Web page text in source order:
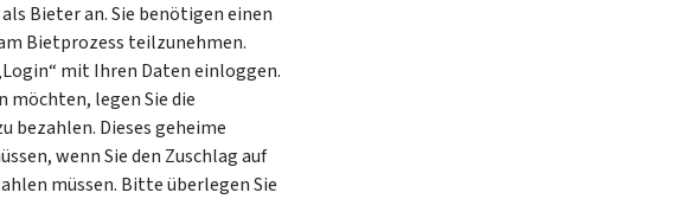
Bieter an. Sie benötigen einen
Bietprozess teilzunehmen.
mit Ihren Daten einloggen.
möchten, legen Sie die
bezahlen. Dieses geheime
wenn Sie den Zuschlag auf
müssen. Bitte überlegen Sie